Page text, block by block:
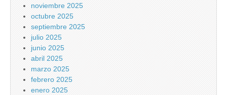
noviembre 2025
octubre 2025
septiembre 2025
julio 2025
junio 2025
abril 2025
marzo 2025
febrero 2025
enero 2025